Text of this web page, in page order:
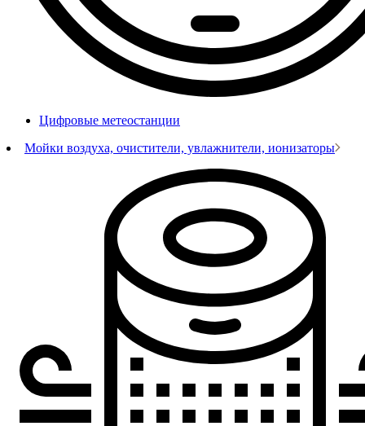
Цифровые метеостанции
Мойки воздуха, очистители, увлажнители, ионизаторы